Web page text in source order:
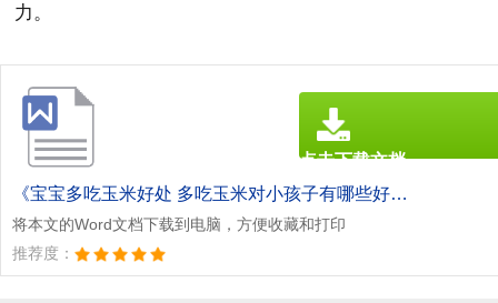
力。
《宝宝多吃玉米好处 多吃玉米对小孩子有哪些好处.doc》
将本文的Word文档下载到电脑，方便收藏和打印
推荐度：
点击下载文档
文档为doc格式